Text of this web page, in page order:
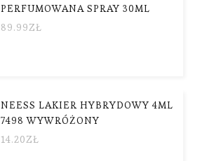
PERFUMOWANA SPRAY 30ML
89.99ZŁ
NEESS LAKIER HYBRYDOWY 4ML
7498 WYWRÓŻONY
14.20ZŁ